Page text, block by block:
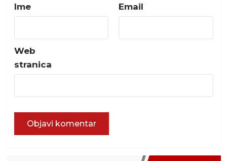
Ime Email
Web
stranica